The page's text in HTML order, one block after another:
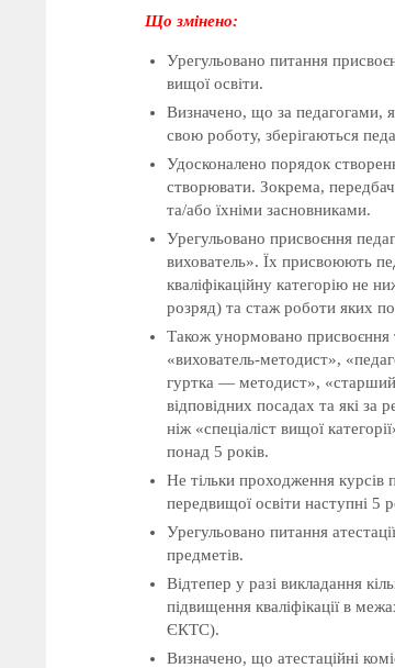
Що змінено:
Урегульовано питання
вищої освіти.
Визначено, що за педагогами,
свою роботу, зберігаються
Удосконалено порядок
створювати. Зокрема,
та/або їхніми засновниками.
Урегульовано присвоєння
вихователь». Їх присвоюють
кваліфікаційну категорію не
розряд) та стаж роботи яких
Також унормовано присвоєння
«вихователь-методист»,
гуртка — методист»,
відповідних посадах та які за
ніж «спеціаліст вищої
понад 5 років.
Не тільки проходження курсів
передвищої освіти наступні 5
Урегульовано питання
предметів.
Відтепер у разі викладання
підвищення кваліфікації в
ЄКТС).
Визначено, що атестаційні